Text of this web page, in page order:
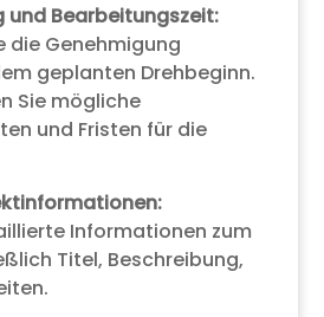
und Bearbeitungszeit:
die Genehmigung
geplanten Drehbeginn.
Sie mögliche
und Fristen für die
Informationen zum
Titel, Beschreibung,